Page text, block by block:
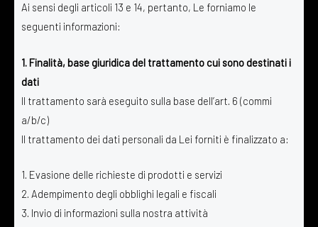
Ai sensi degli articoli 13 e 14, pertanto, Le forniamo le
seguenti informazioni:
1. Finalità, base giuridica del trattamento cui sono destinati i
dati
Il trattamento sarà eseguito sulla base dell’art. 6 (commi
a/b/c)
Il trattamento dei dati personali da Lei forniti è finalizzato a:
1. Evasione delle richieste di prodotti e servizi
2. Adempimento degli obblighi legali e fiscali
3. Invio di informazioni sulla nostra attività